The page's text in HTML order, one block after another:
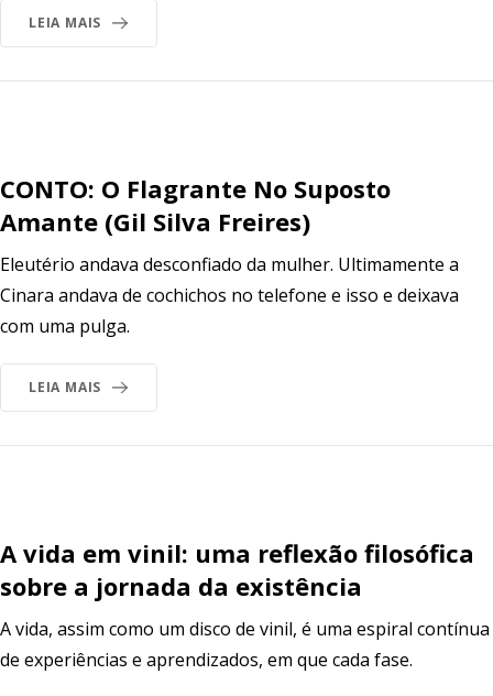
LEIA MAIS
CONTO: O Flagrante No Suposto
Amante (Gil Silva Freires)
Eleutério andava desconfiado da mulher. Ultimamente a
Cinara andava de cochichos no telefone e isso e deixava
com uma pulga.
LEIA MAIS
A vida em vinil: uma reflexão filosófica
sobre a jornada da existência
A vida, assim como um disco de vinil, é uma espiral contínua
de experiências e aprendizados, em que cada fase.